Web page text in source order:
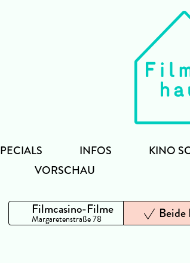
VORSCHAU
INFOS KINO
Filmcasino-Filme
Margaretenstraße 78 Beide